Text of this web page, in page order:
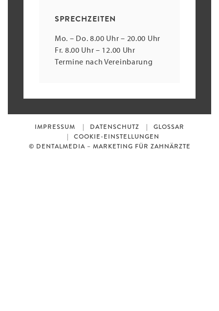
SPRECHZEITEN
Mo. – Do. 8.00 Uhr – 20.00 Uhr
Fr. 8.00 Uhr – 12.00 Uhr
Termine nach Vereinbarung
IMPRESSUM DATENSCHUTZ
GLOSSAR
COOKIE-EINSTELLUNGEN
© DENTALMEDIA – MARKETING FÜR ZAHNÄRZTE